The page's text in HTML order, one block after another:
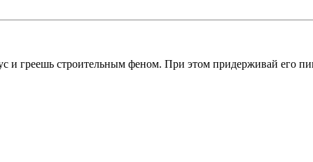
и греешь строительным феном. При этом придерживай его